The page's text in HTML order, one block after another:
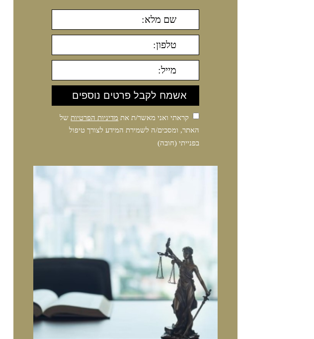
קראתי ואני מאשר/ת את מדיניות הפרטיות של
האתר, ומסכים/ה לשמירת המידע לצורך טיפול
בפנייתי (חובה)